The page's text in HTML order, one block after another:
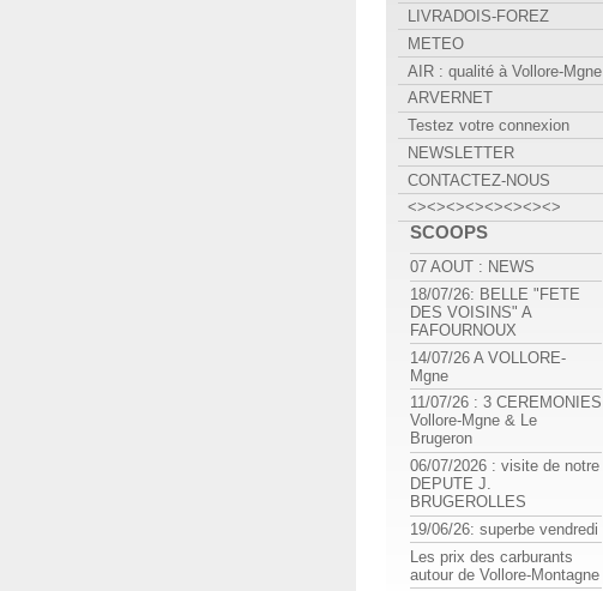
LIVRADOIS-FOREZ
METEO
AIR : qualité à Vollore-Mgne
ARVERNET
Testez votre connexion
NEWSLETTER
CONTACTEZ-NOUS
<><><><><><><><>
SCOOPS
07 AOUT : NEWS
18/07/26: BELLE "FETE
DES VOISINS" A
FAFOURNOUX
14/07/26 A VOLLORE-
Mgne
11/07/26 : 3 CEREMONIES
Vollore-Mgne & Le
Brugeron
06/07/2026 : visite de notre
DEPUTE J.
BRUGEROLLES
19/06/26: superbe vendredi
Les prix des carburants
autour de Vollore-Montagne